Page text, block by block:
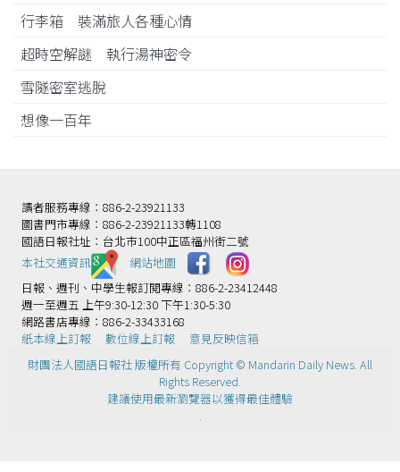
行李箱 裝滿旅人各種心情
超時空解謎 執行湯神密令
雪隧密室逃脫
想像一百年
讀者服務專線：886-2-23921133
圖書門市專線：886-2-23921133轉1108
國語日報社址：台北市100中正區福州街二號
本社交通資訊️
網站地圖
日報、週刊、中學生報訂閱專線：886-2-23412448
週一至週五 上午9:30-12:30 下午1:30-5:30
網路書店專線：886-2-33433168
紙本線上訂報
數位線上訂報
意見反映信箱
財團法人國語日報社 版權所有 Copyright © Mandarin Daily News. All
Rights Reserved.
建議使用最新瀏覽器以獲得最佳體驗
.